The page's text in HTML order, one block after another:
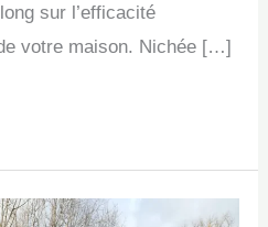
sur l’efficacité
votre maison. Nichée […]